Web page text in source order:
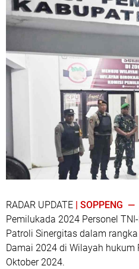
RADAR UPDATE | SOPPENG —
Pemilukada 2024 Personel
Patroli Sinergitas dalam
Damai 2024 di Wilayah hukum
Oktober 2024.